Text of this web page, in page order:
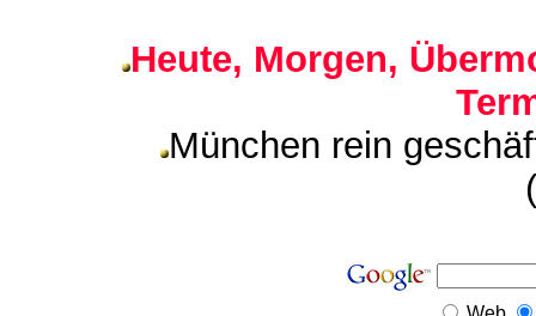
Heute, Morgen,
München rein
(